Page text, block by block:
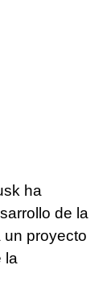
ha
de la
proyecto
la